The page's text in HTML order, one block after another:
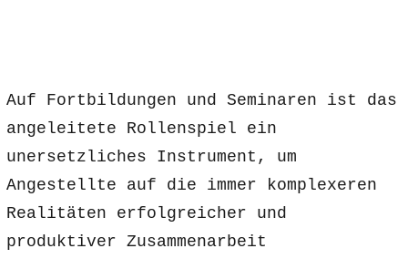
Auf Fortbildungen und Seminaren ist das
angeleitete Rollenspiel ein
unersetzliches Instrument, um
Angestellte auf die immer komplexeren
Realitäten erfolgreicher und
produktiver Zusammenarbeit